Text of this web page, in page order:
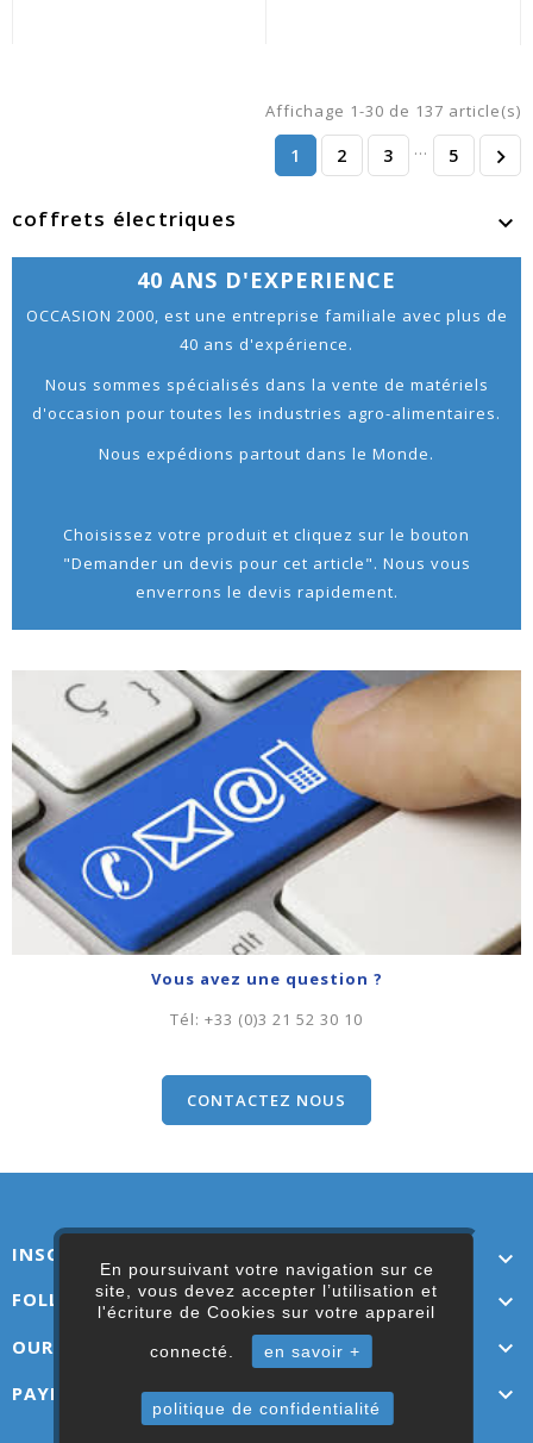
En poursuivant votre navigation sur ce
site, vous devez accepter l’utilisation et
l'écriture de Cookies sur votre appareil
connecté. en savoir +
politique de confidentialité
Affichage 1-30 de 137 article(s)
1 2 3 … 5 
coffrets électriques

40 ANS D'EXPERIENCE
OCCASION 2000, est une entreprise familiale avec plus de
40 ans d'expérience.
Nous sommes spécialisés dans la vente de matériels
d'occasion pour toutes les industries agro-alimentaires.
Nous expédions partout dans le Monde.
Choisissez votre produit et cliquez sur le bouton
"Demander un devis pour cet article". Nous vous
enverrons le devis rapidement.
Vous avez une question ?
Tél: +33 (0)3 21 52 30 10
CONTACTEZ NOUS
INSCRIVEZ-VOUS ICI 
FOLLOW US 
OUR LINKS 
PAYMENT OPTIONS 